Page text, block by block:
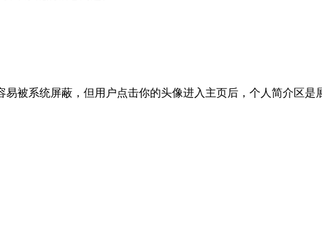
被系统屏蔽，但用户点击你的头像进入主页后，个人简介区是